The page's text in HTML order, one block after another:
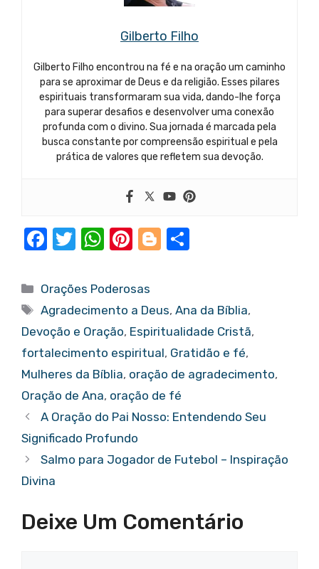
Gilberto Filho
Gilberto Filho encontrou na fé e na oração um caminho
para se aproximar de Deus e da religião. Esses pilares
espirituais transformaram sua vida, dando-lhe força
para superar desafios e desenvolver uma conexão
profunda com o divino. Sua jornada é marcada pela
busca constante por compreensão espiritual e pela
prática de valores que refletem sua devoção.
F
c
e
b
o
o
k
T
it
te
r
W
at
s
A
p
p
Pi
er
e
st
Bl
g
er
e
Categorias
Orações Poderosas
Tags
Agradecimento a Deus,Ana da Bíblia,
Devoção e Oração, Espiritualidade Cristã,
fortalecimento espiritual, Gratidão e fé,
Mulheres da Bíblia, oração de agradecimento,
Oração de Ana, oração de fé
A Oração do Pai Nosso: Entendendo Seu
Significado Profundo
Salmo para Jogador de Futebol – Inspiração
Divina
Deixe Um Comentário